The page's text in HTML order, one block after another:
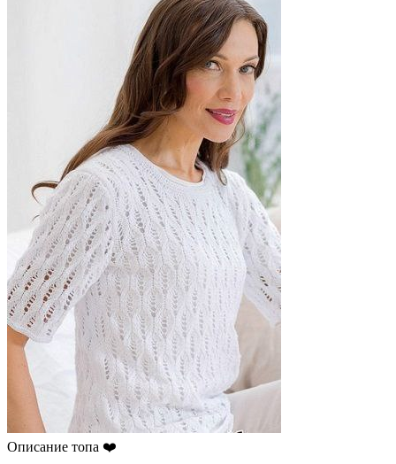
Описание топа ❤️